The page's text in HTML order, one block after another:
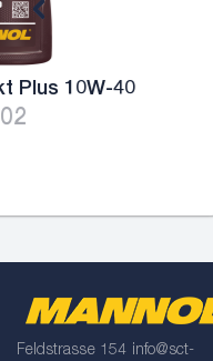
MANNOL 4-
Feldstrasse 154 info@sct-